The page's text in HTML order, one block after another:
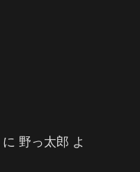
に 野っ太郎 よ